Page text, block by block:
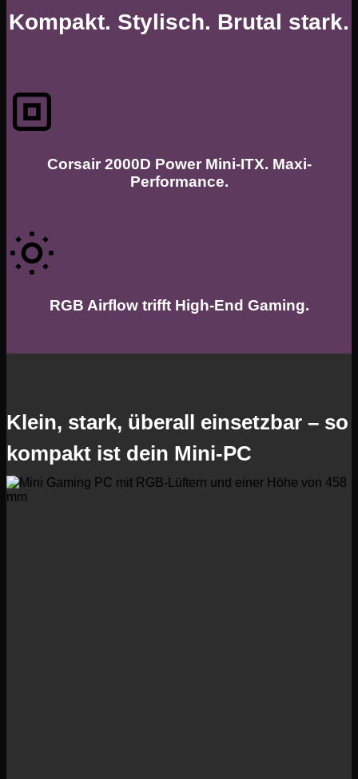
Kompakt. Stylisch. Brutal stark.
Corsair 2000D Power Mini-ITX. Maxi-
Performance.
RGB Airflow trifft High-End Gaming.
Klein, stark, überall einsetzbar – so
kompakt ist dein Mini-PC